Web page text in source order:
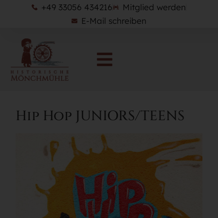
+49 33056 434216
Mitglied werden
E-Mail schreiben
Hip Hop JUNIORS/TEENS